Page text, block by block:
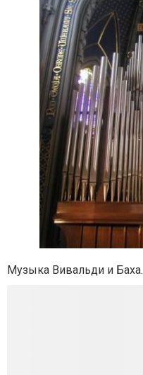
Музыка Вивальди и Баха.